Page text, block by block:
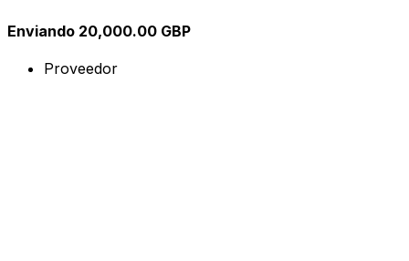
Enviando 20,000.00 GBP
Proveedor